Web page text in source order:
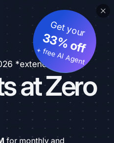
*extended
at Zero
Get your
33% off
+ free AI Agent
for monthly and